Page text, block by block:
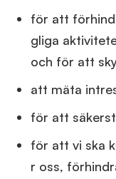
för att
gliga
och för att
att mäta
för att
för att vi ska
r oss,